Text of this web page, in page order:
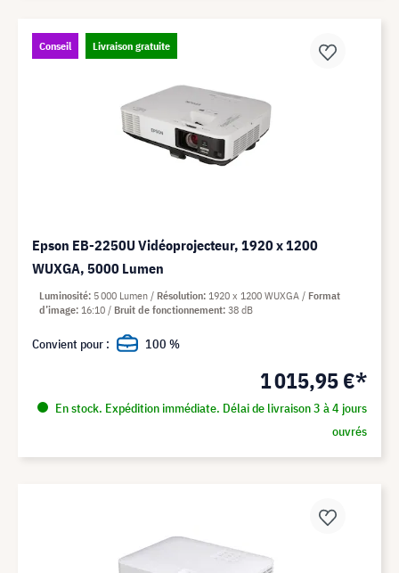
Conseil Livraison gratuite
Epson EB-2250U Vidéoprojecteur, 1920 x 1200
WUXGA, 5000 Lumen
1 015,95 €*
En stock. Expédition immédiate. Délai de livraison 3 à 4 jours
ouvrés
Luminosité 5 000 Lumen Résolution 1920 x 1200 WUXGA
Format
d’image 16:10 Bruit de fonctionnement 38 dB
Convient pour : 100 %